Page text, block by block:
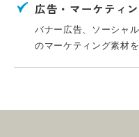
広告・マーケティ
バナー広告、ソーシャ
のマーケティング素材